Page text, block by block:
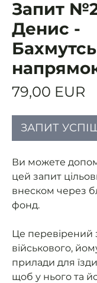
Запит
Денис -
79,00 EUR
ЗАПИТ
Ви можете
цей запит
внеском через
фонд.
Це перевірений
військового,
прилади для
щоб у нього та